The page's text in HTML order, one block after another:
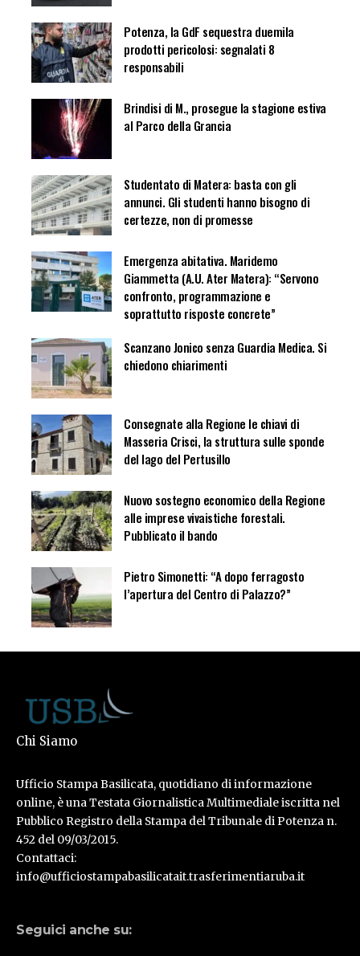
Potenza, la GdF sequestra duemila
prodotti pericolosi: segnalati 8
responsabili
Brindisi di M., prosegue la stagione estiva
al Parco della Grancia
Studentato di Matera: basta con gli
annunci. Gli studenti hanno bisogno di
certezze, non di promesse
Emergenza abitativa. Maridemo
Giammetta (A.U. Ater Matera): “Servono
confronto, programmazione e
soprattutto risposte concrete”
Scanzano Jonico senza Guardia Medica. Si
chiedono chiarimenti
Consegnate alla Regione le chiavi di
Masseria Crisci, la struttura sulle sponde
del lago del Pertusillo
Nuovo sostegno economico della Regione
alle imprese vivaistiche forestali.
Pubblicato il bando
Pietro Simonetti: “A dopo ferragosto
l’apertura del Centro di Palazzo?”
Chi Siamo
Ufficio Stampa Basilicata, quotidiano di informazione
online, è una Testata Giornalistica Multimediale iscritta nel
Pubblico Registro della Stampa del Tribunale di Potenza n.
452 del 09/03/2015.
Contattaci:
info@ufficiostampabasilicatait.trasferimentiaruba.it
Seguici anche su: